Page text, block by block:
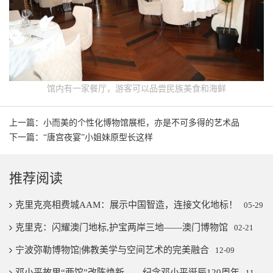
馆内有一家餐厅，游客可以品尝民族美食和海鲜
上一篇：小而美的个性化博物馆展柜，亦是不可多得的艺术品
下一篇：“唐宫夜宴”小姐妹原型长这样
推荐阅读
克里克亮相费城AAM：展示中国智造，连接文化地标！ 05-29
克里克：闪耀澳门地标,护宝两岸三地——澳门博物馆 02-21
宁波弥勒博物馆|佛教美学与空间艺术的完美融合 12-09